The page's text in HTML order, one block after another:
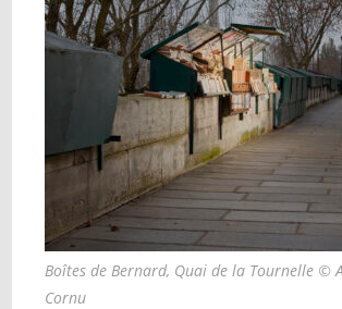
Boîtes de Bernard, Quai de la Tournelle ©
Cornu